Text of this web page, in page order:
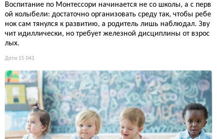
Воспитание по Монтессори начинается не со школы, а с перв
ой колыбели: достаточно организовать среду так, чтобы ребе
нок сам тянулся к развитию, а родитель лишь наблюдал. Зву
чит идиллически, но требует железной дисциплины от взрос
лых.
Дети 15 041